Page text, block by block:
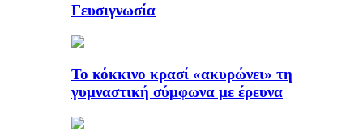
Γευσιγνωσία
Το κόκκινο κρασί «ακυρώνει» τη
γυμναστική σύμφωνα με έρευνα